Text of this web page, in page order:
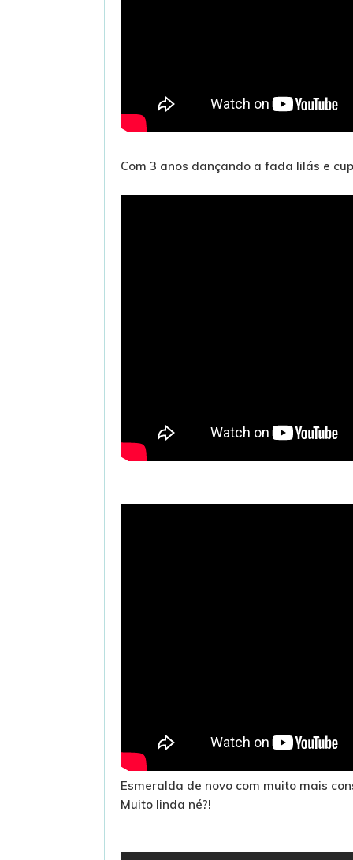
Com 3 anos dançando a fada lilás e
Esmeralda de novo com muito mais
Muito linda né?!